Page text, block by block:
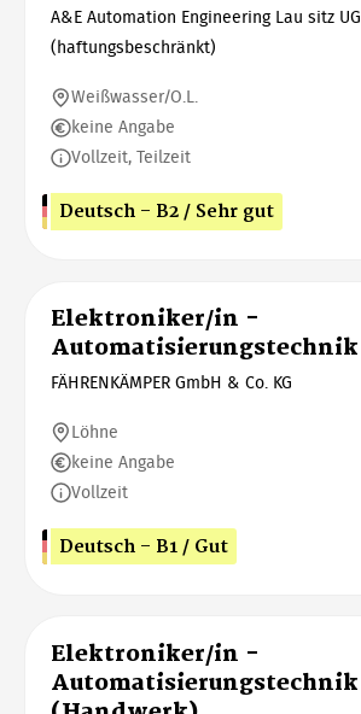
A&E Automation Engineering Lau sitz UG
(haftungsbeschränkt)
Weißwasser/O.L.
keine Angabe
Vollzeit, Teilzeit
Deutsch - B2 / Sehr gut
Elektroniker/in -
Automatisierungstechnik
FÄHRENKÄMPER GmbH & Co. KG
Löhne
keine Angabe
Vollzeit
Deutsch - B1 / Gut
Elektroniker/in -
Automatisierungstechnik